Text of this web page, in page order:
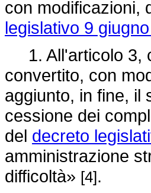
con modificazioni,
legislativo 9
1. All'articolo 3,
convertito, con
aggiunto, in fine, il
cessione dei
del decreto
amministrazione
difficoltà» [4].